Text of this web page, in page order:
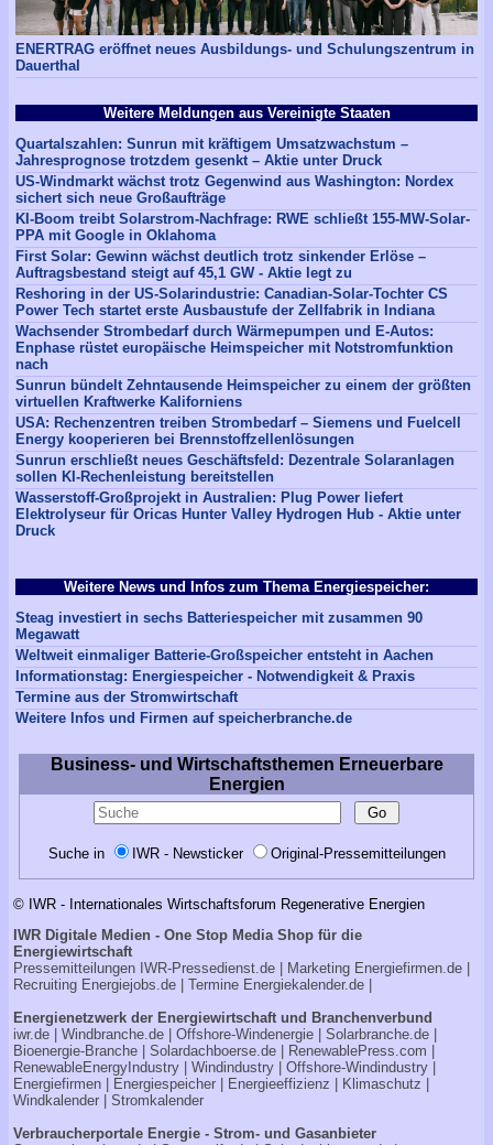
Weitere News und Infos zum Thema Energiespeicher:
Steag investiert in sechs Batteriespeicher mit zusammen 90
Megawatt
Weltweit einmaliger Batterie-Großspeicher entsteht in Aachen
Informationstag: Energiespeicher - Notwendigkeit & Praxis
Termine aus der Stromwirtschaft
Weitere Infos und Firmen auf speicherbranche.de
ENERTRAG eröffnet neues Ausbildungs- und Schulungszentrum in
Dauerthal
Weitere Meldungen aus Vereinigte Staaten
Quartalszahlen: Sunrun mit kräftigem Umsatzwachstum –
Jahresprognose trotzdem gesenkt – Aktie unter Druck
US-Windmarkt wächst trotz Gegenwind aus Washington: Nordex
sichert sich neue Großaufträge
KI-Boom treibt Solarstrom-Nachfrage: RWE schließt 155-MW-Solar-
PPA mit Google in Oklahoma
First Solar: Gewinn wächst deutlich trotz sinkender Erlöse –
Auftragsbestand steigt auf 45,1 GW - Aktie legt zu
Reshoring in der US-Solarindustrie: Canadian-Solar-Tochter CS
Power Tech startet erste Ausbaustufe der Zellfabrik in Indiana
Wachsender Strombedarf durch Wärmepumpen und E-Autos:
Enphase rüstet europäische Heimspeicher mit Notstromfunktion
nach
Sunrun bündelt Zehntausende Heimspeicher zu einem der größten
virtuellen Kraftwerke Kaliforniens
USA: Rechenzentren treiben Strombedarf – Siemens und Fuelcell
Energy kooperieren bei Brennstoffzellenlösungen
Sunrun erschließt neues Geschäftsfeld: Dezentrale Solaranlagen
sollen KI-Rechenleistung bereitstellen
Wasserstoff-Großprojekt in Australien: Plug Power liefert
Elektrolyseur für Oricas Hunter Valley Hydrogen Hub - Aktie unter
Druck
Business- und Wirtschaftsthemen Erneuerbare
Energien
Suche in IWR - Newsticker Original-Pressemitteilungen
© IWR - Internationales Wirtschaftsforum Regenerative Energien
IWR Digitale Medien - One Stop Media Shop für die
Energiewirtschaft
Pressemitteilungen IWR-Pressedienst.de | Marketing Energiefirmen.de
Recruiting Energiejobs.de | Termine Energiekalender.de
Energienetzwerk der Energiewirtschaft und Branchenverbund
iwr.de
Windbranche.de Offshore-Windenergie Solarbranche.de
Bioenergie-Branche
Solardachboerse.de RenewablePress.com
RenewableEnergyIndustry
Windindustry
Offshore-Windindustry |
Energiefirmen
Energiespeicher Energieeffizienz Klimaschutz
Windkalender
Stromkalender
Verbraucherportale Energie - Strom- und Gasanbieter